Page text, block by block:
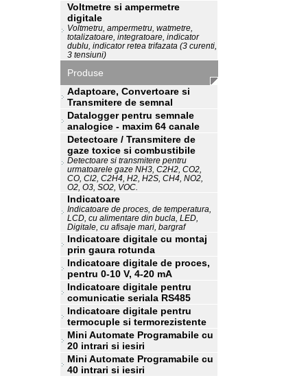
Voltmetre si ampermetre
digitale
Voltmetru, ampermetru, watmetre,
totalizatoare, integratoare, indicator
dublu, indicator retea trifazata (3 curenti,
3 tensiuni)
Produse
Adaptoare, Convertoare si
Transmitere de semnal
Datalogger pentru semnale
analogice - maxim 64 canale
Detectoare / Transmitere de
gaze toxice si combustibile
Detectoare si transmitere pentru
urmatoarele gaze NH3, C2H2, CO2,
CO, Cl2, C2H4, H2, H2S, CH4, NO2,
O2, O3, SO2, VOC.
Indicatoare
Indicatoare de proces, de temperatura,
LCD, cu alimentare din bucla, LED,
Digitale, cu afisaje mari, bargraf
Indicatoare digitale cu montaj
prin gaura rotunda
Indicatoare digitale de proces,
pentru 0-10 V, 4-20 mA
Indicatoare digitale pentru
comunicatie seriala RS485
Indicatoare digitale pentru
termocuple si termorezistente
Mini Automate Programabile cu
20 intrari si iesiri
Mini Automate Programabile cu
40 intrari si iesiri